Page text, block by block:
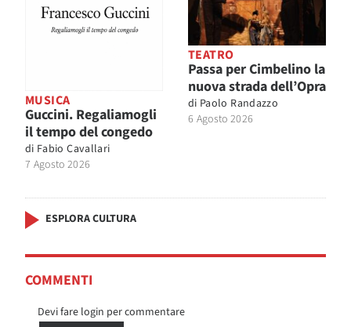
MUSICA
Guccini. Regaliamogli
il tempo del congedo
di Fabio Cavallari
7 Agosto 2026
TEATRO
Passa per Cimbelino la
nuova strada dell’Opra
di Paolo Randazzo
6 Agosto 2026
ESPLORA CULTURA
COMMENTI
Devi fare login per commentare